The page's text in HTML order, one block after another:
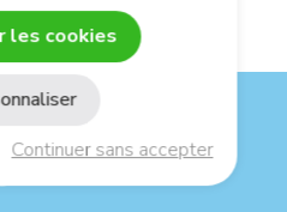
les cookies
Continuer sans accepter